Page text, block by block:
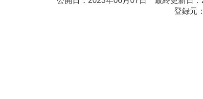
登録元